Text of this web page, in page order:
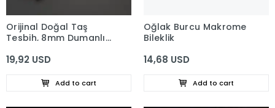
Orijinal Doğal Taş
Tesbih, 8mm Dumanlı
Tesbih, Erkek Hediye, El
19,92 USD
Add to cart
Oğlak Burcu Makrome
Bileklik
14,68 USD
Add to cart